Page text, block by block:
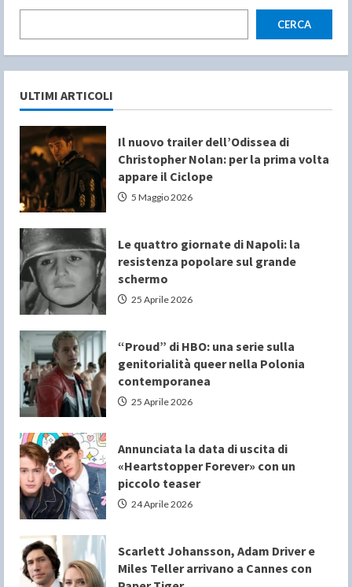
CERCA
ULTIMI ARTICOLI
Il nuovo trailer dell’Odissea di
Christopher Nolan: per la prima volta
appare il Ciclope
5 Maggio 2026
Le quattro giornate di Napoli: la
resistenza popolare sul grande
schermo
25 Aprile 2026
“Proud” di HBO: una serie sulla
genitorialità queer nella Polonia
contemporanea
25 Aprile 2026
Annunciata la data di uscita di
«Heartstopper Forever» con un
piccolo teaser
24 Aprile 2026
Scarlett Johansson, Adam Driver e
Miles Teller arrivano a Cannes con